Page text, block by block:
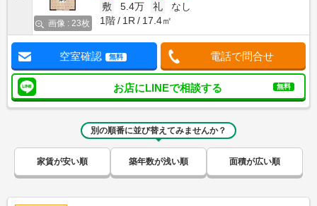
画像 : 23枚
敷
5.4万 礼
なし
1階
1R 17.4㎡
空室確認 無料 電話で問合せ
お店にLINEで相談する 無料
別の順番に並び替えてみませんか？
家賃が安い順 築年数が浅い順 面積が広い順